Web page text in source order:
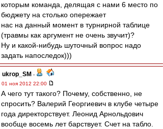
которым команда, делящая с нами 6 место по
бюджету на столько опережает
нас на данный момент в турнирной таблице
(травмы как аргумент не очень звучит)?
Ну и какой-нибудь шуточный вопрос надо
задать напоследок)))
ukrop_SM -
01 ноя 2012 22:00
А чего тут такого? Почему, собственно, не
спросить? Валерий Георгиевич в клубе четыре
года директорствует. Леонид Арнольдович
вообще восемь лет барствует. Счет на табло.